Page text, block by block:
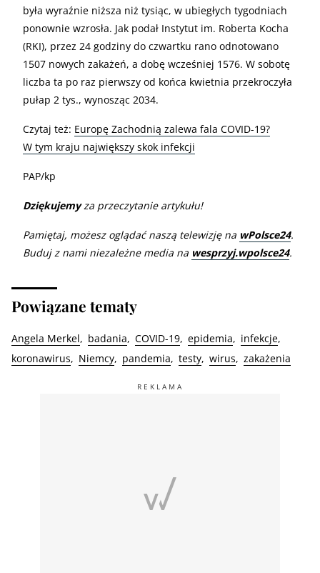
była wyraźnie niższa niż tysiąc, w ubiegłych tygodniach
ponownie wzrosła. Jak podał Instytut im. Roberta Kocha
(RKI), przez 24 godziny do czwartku rano odnotowano
1507 nowych zakażeń, a dobę wcześniej 1576. W sobotę
liczba ta po raz pierwszy od końca kwietnia przekroczyła
pułap 2 tys., wynosząc 2034.
Czytaj też: Europę Zachodnią zalewa fala COVID-19?
W tym kraju największy skok infekcji
PAP/kp
Dziękujemyza przeczytanie artykułu!
Pamiętaj, możesz oglądać naszą telewizję na wPolsce24.
Buduj z nami niezależne media na wesprzyj.wpolsce24.
Powiązane tematy
Angela Merkel badania COVID-19 epidemia
infekcje
koronawirus
Niemcy pandemia testy wirus zakażenia